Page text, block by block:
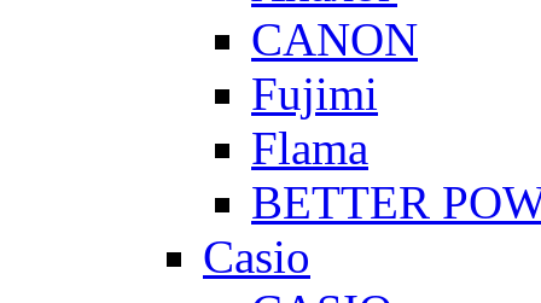
CANON
Fujimi
Flama
BETTER
Casio